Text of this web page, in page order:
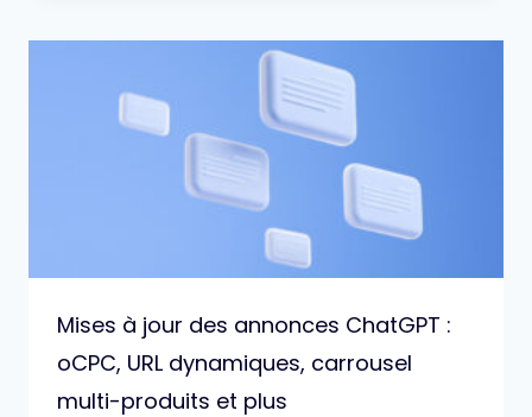
Mises à jour des annonces ChatGPT :
oCPC, URL dynamiques, carrousel
multi-produits et plus